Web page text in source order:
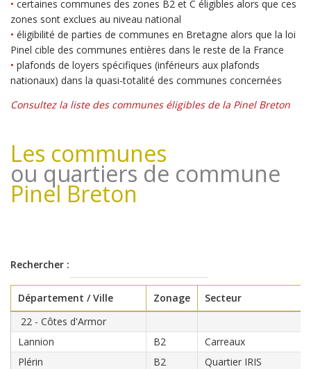
• certaines communes des zones B2 et C éligibles alors que ces
zones sont exclues au niveau national
• éligibilité de parties de communes en Bretagne alors que la loi
Pinel cible des communes entières dans le reste de la France
• plafonds de loyers spécifiques (inférieurs aux plafonds
nationaux) dans la quasi-totalité des communes concernées
Consultez la liste des communes éligibles de la Pinel Breton
Les communes
ou quartiers de commune
Pinel Breton
Rechercher :
Département / Ville Zonage
Secteur
22 - Côtes d'Armor
Lannion
B2
Carreaux
Plérin
B2
Quartier IRIS